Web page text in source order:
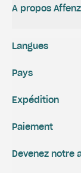
A propos
Expédition
Paiement
Devenez notre
Langues
Pays